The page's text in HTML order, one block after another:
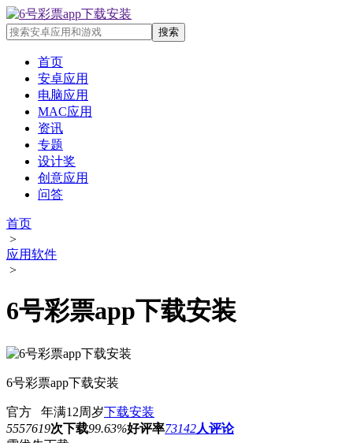
首页
安卓应用
电脑应用
MAC应用
资讯
专题
设计奖
创意应用
问答
首页
>
应用软件
>
6号彩票app下载安装
6号彩票app下载安装
官方 年满12周岁下载安装
5557619次下载99.63%好评率73142人评论